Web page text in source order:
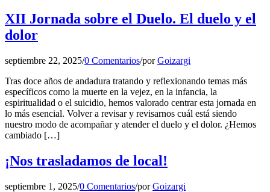
XII Jornada sobre el Duelo. El duelo y el
dolor
septiembre 22, 2025/0 Comentarios/porGoizargi
Tras doce años de andadura tratando y reflexionando temas más
específicos como la muerte en la vejez, en la infancia, la
espiritualidad o el suicidio, hemos valorado centrar esta jornada en
lo más esencial. Volver a revisar y revisarnos cuál está siendo
nuestro modo de acompañar y atender el duelo y el dolor. ¿Hemos
cambiado […]
¡Nos trasladamos de local!
septiembre 1, 2025/0 Comentarios/porGoizargi